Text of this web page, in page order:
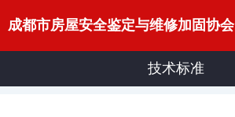
成都市房屋安全鉴定与维修加固协会
技术标准